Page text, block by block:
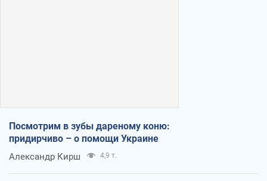
Посмотрим в зубы дареному коню:
придирчиво – о помощи Украине
Александр Кирш 4,9 т.